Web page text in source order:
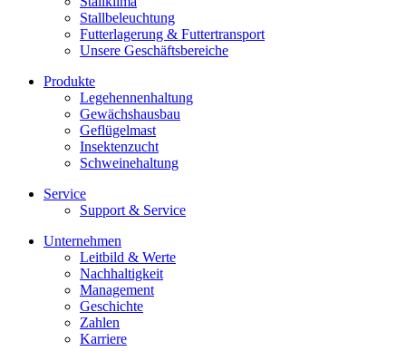
Stallbeleuchtung
Futterlagerung & Futtertransport
Unsere Geschäftsbereiche
Produkte
Legehennenhaltung
Gewächshausbau
Geflügelmast
Insektenzucht
Schweinehaltung
Service
Support & Service
Unternehmen
Leitbild & Werte
Nachhaltigkeit
Management
Geschichte
Zahlen
Karriere